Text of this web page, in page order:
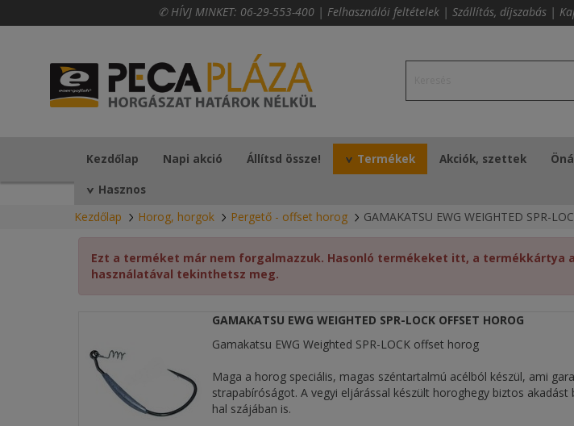
✆ HÍVJ MINKET: 06-29-553-400 | Felhasználói feltételek | Szállítás, díjszabás |
Kezdőlap Napi akció Állítsd össze! Termékek Akciók, szettek
Hasznos
Kezdőlap Horog, horgok Pergető - offset horog GAMAKATSU EWG WEIGHTED SPR-
Ezt a terméket már nem forgalmazzuk. Hasonló termékeket itt, a termékkártya
használatával tekinthetsz meg.
GAMAKATSU EWG WEIGHTED SPR-LOCK OFFSET HOROG
Gamakatsu EWG Weighted SPR-LOCK offset horog
Maga a horog speciális, magas széntartalmú acélból készül, ami
strapabíróságot. A vegyi eljárással készült horoghegy biztos
hal szájában is.